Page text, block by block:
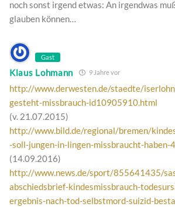
noch sonst irgend etwas: An irgendwas
glauben können…
Gast
Klaus Lohmann 9 Jahre vor
http://www.derwesten.de/staedte/
gesteht-missbrauch-id10905910.html
(v. 21.07.2015)
http://www.bild.de/regional/bremen/
-soll-jungen-in-lingen-missbraucht-
(14.09.2016)
http://www.news.de/sport/855641435/
abschiedsbrief-kindesmissbrauch-
ergebnis-nach-tod-selbstmord-suizid-